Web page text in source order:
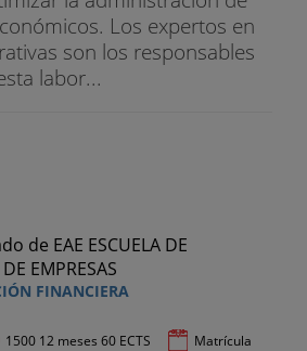
Los expertos en
son los responsables
labor...
FINANCIERA
1500 12 meses 60 ECTS
Matrícula